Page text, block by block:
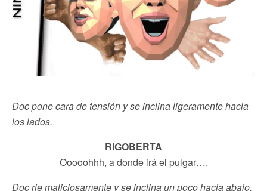
Doc pone cara de tensión y se inclina ligeramente hacia
los lados.
RIGOBERTA
Ooooohhh, a donde irá el pulgar….
Doc rie maliciosamente y se inclina un poco hacia abajo.